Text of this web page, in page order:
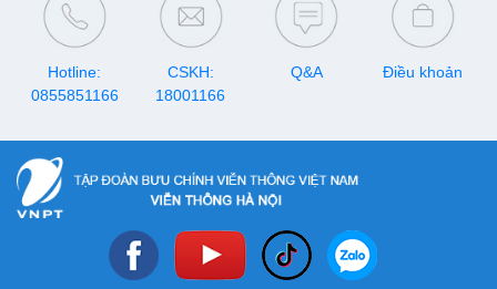
Hotline:
0855851166
CSKH:
18001166
Q&A Điều khoản